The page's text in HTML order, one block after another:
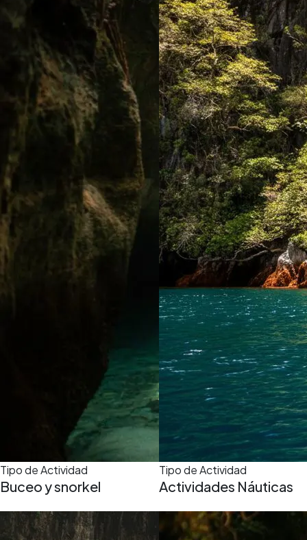
Tipo de Actividad
Buceo y snorkel
Tipo de Actividad
Actividades Náuticas